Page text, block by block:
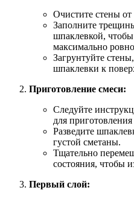
Очистите стены от
Заполните
шпаклевкой,
максимально
Загрунтуйте
шпаклевки к
Приготовление смеси:
Следуйте
для
Разведите
густой сметаны.
Тщательно
состояния, чтобы
Первый слой: